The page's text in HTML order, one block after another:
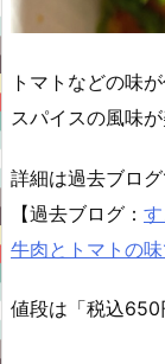
トマトなどの味
スパイスの風味
詳細は過去ブロ
【過去ブログ：
牛肉とトマトの味
値段は「税込650